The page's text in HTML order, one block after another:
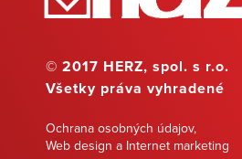
© 2017 HERZ, spol. s r.o.
Všetky práva vyhradené
Ochrana osobných údajov,
Web design a Internet marketing